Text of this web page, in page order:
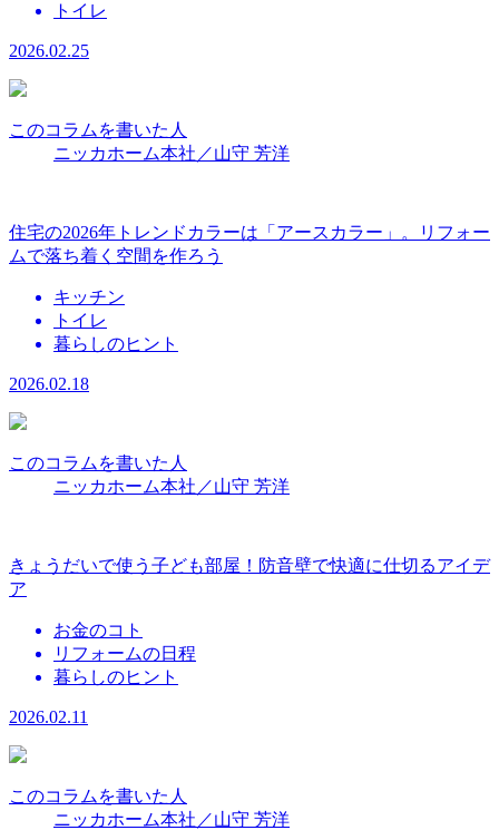
トイレ
2026.02.25
このコラムを書いた人
ニッカホーム本社／山守 芳洋
住宅の2026年トレンドカラーは「アースカラー」。リフォー
ムで落ち着く空間を作ろう
キッチン
トイレ
暮らしのヒント
2026.02.18
このコラムを書いた人
ニッカホーム本社／山守 芳洋
きょうだいで使う子ども部屋！防音壁で快適に仕切るアイデ
ア
お金のコト
リフォームの日程
暮らしのヒント
2026.02.11
このコラムを書いた人
ニッカホーム本社／山守 芳洋